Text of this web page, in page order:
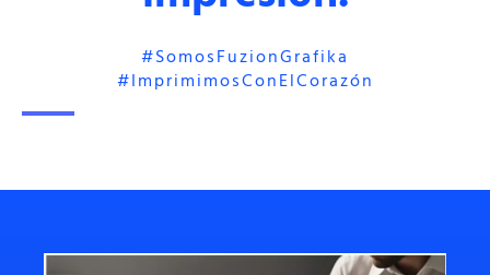
#somosFuzionGrafika
#imprimimosConElCorazón